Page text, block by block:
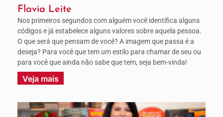
Flavia Leite
Nos primeiros segundos com alguém você identifica alguns
códigos e já estabelece alguns valores sobre aquela pessoa.
O que será que pensam de você? A imagem que passa é a
deseja? Para você que tem um estilo para chamar de seu ou
para você que ainda não sabe que tem, seja bem-vinda!
Veja mais